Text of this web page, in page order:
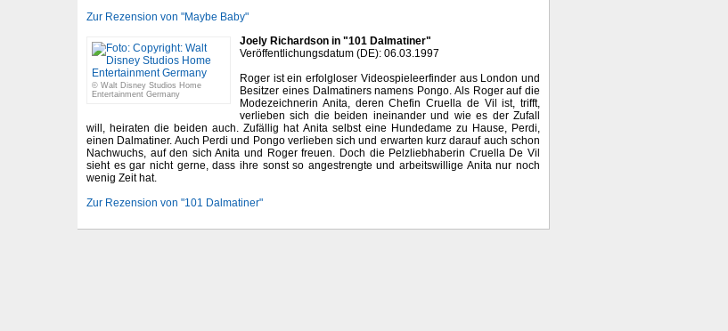
Zur Rezension von "Maybe Baby"
© Walt Disney Studios Home
Entertainment Germany
Joely Richardson in "101 Dalmatiner"
Veröffentlichungsdatum (DE): 06.03.1997
Roger ist ein erfolgloser Videospieleerfinder aus London und
Besitzer eines Dalmatiners namens Pongo. Als Roger auf die
Modezeichnerin Anita, deren Chefin Cruella de Vil ist, trifft,
verlieben sich die beiden ineinander und wie es der Zufall
will, heiraten die beiden auch. Zufällig hat Anita selbst eine Hundedame zu Hause, Perdi,
einen Dalmatiner. Auch Perdi und Pongo verlieben sich und erwarten kurz darauf auch schon
Nachwuchs, auf den sich Anita und Roger freuen. Doch die Pelzliebhaberin Cruella De Vil
sieht es gar nicht gerne, dass ihre sonst so angestrengte und arbeitswillige Anita nur noch
wenig Zeit hat.
Zur Rezension von "101 Dalmatiner"